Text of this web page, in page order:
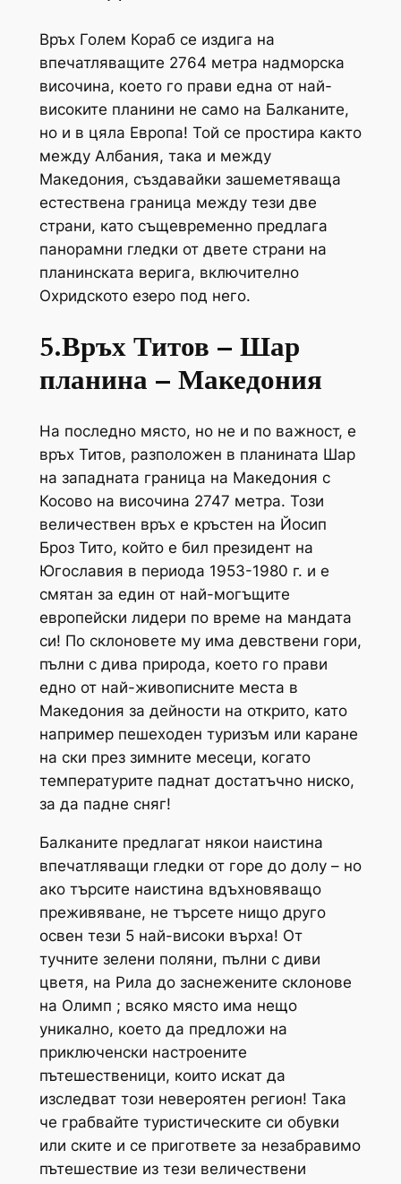
Връх Голем Кораб се издига на
впечатляващите 2764 метра надморска
височина, което го прави една от най-
високите планини не само на Балканите,
но и в цяла Европа! Той се простира както
между Албания, така и между
Македония, създавайки зашеметяваща
естествена граница между тези две
страни, като същевременно предлага
панорамни гледки от двете страни на
планинската верига, включително
Охридското езеро под него.
5.Връх Титов – Шар
планина – Македония
На последно място, но не и по важност, е
връх Титов, разположен в планината Шар
на западната граница на Македония с
Косово на височина 2747 метра. Този
величествен връх е кръстен на Йосип
Броз Тито, който е бил президент на
Югославия в периода 1953-1980 г. и е
смятан за един от най-могъщите
европейски лидери по време на мандата
си! По склоновете му има девствени гори,
пълни с дива природа, което го прави
едно от най-живописните места в
Македония за дейности на открито, като
например пешеходен туризъм или каране
на ски през зимните месеци, когато
температурите паднат достатъчно ниско,
за да падне сняг!
Балканите предлагат някои наистина
впечатляващи гледки от горе до долу – но
ако търсите наистина вдъхновяващо
преживяване, не търсете нищо друго
освен тези 5 най-високи върха! От
тучните зелени поляни, пълни с диви
цветя, на Рила до заснежените склонове
на Олимп ; всяко място има нещо
уникално, което да предложи на
приключенски настроените
пътешественици, които искат да
изследват този невероятен регион! Така
че грабвайте туристическите си обувки
или ските и се пригответе за незабравимо
пътешествие из тези величествени